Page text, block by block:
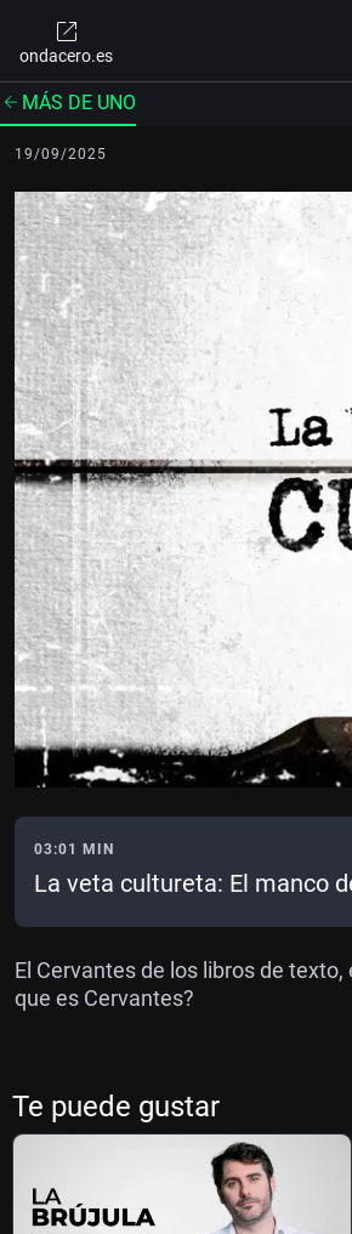
ondacero.es
MÁS DE UNO
19/09/2025
03:01 MIN
La veta cultureta: El manco
El Cervantes de los libros de
que es Cervantes?
Te puede gustar